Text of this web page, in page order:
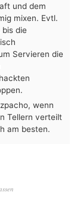
und dem
mixen. Evtl.
die
Servieren die
wenn
Tellern verteilt
am besten.